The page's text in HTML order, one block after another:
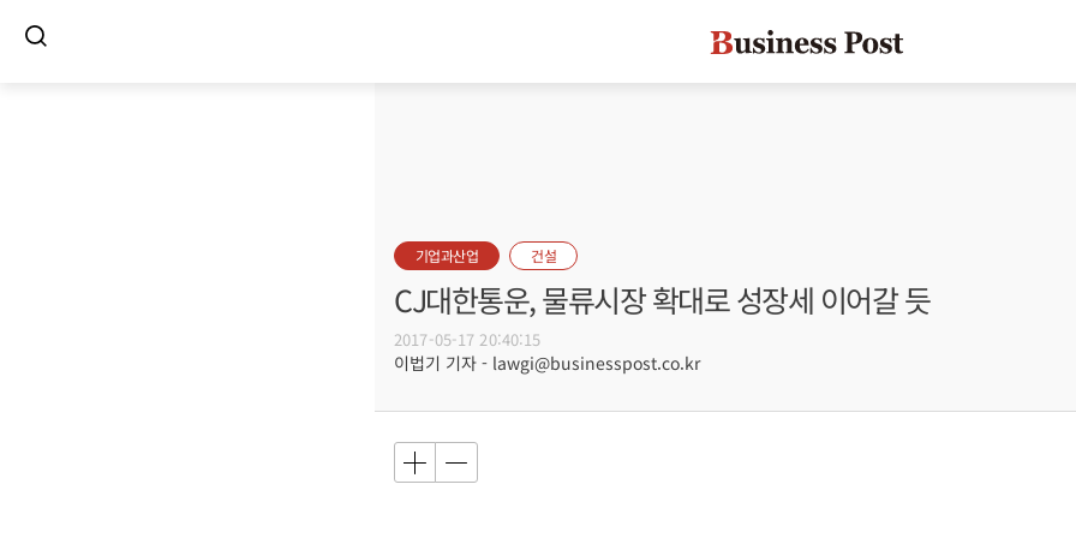
기업과산업 건설
CJ대한통운, 물류시장 확대로 성장세 이어갈 듯
2017-05-17 20:40:15
이법기 기자 - lawgi@businesspost.co.kr